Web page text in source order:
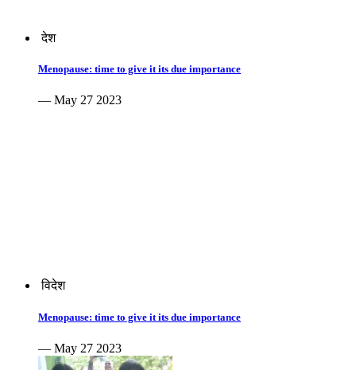
देश
Menopause: time to give it its due importance
— May 27 2023
विदेश
Menopause: time to give it its due importance
— May 27 2023